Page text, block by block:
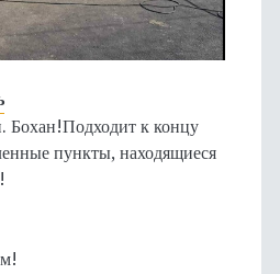
Бохан!Подходит к концу
пункты, находящиеся